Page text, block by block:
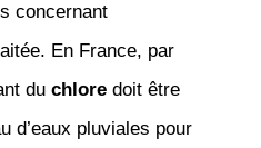
concernant
En France, par
du chloredoit être
d’eaux pluviales pour